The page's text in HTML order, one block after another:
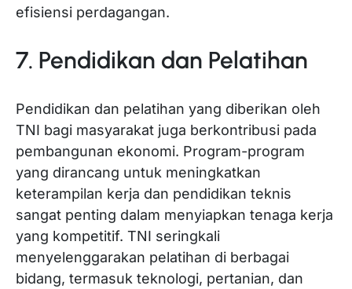
efisiensi perdagangan.
7. Pendidikan dan Pelatihan
Pendidikan dan pelatihan yang diberikan oleh
TNI bagi masyarakat juga berkontribusi pada
pembangunan ekonomi. Program-program
yang dirancang untuk meningkatkan
keterampilan kerja dan pendidikan teknis
sangat penting dalam menyiapkan tenaga kerja
yang kompetitif. TNI seringkali
menyelenggarakan pelatihan di berbagai
bidang, termasuk teknologi, pertanian, dan